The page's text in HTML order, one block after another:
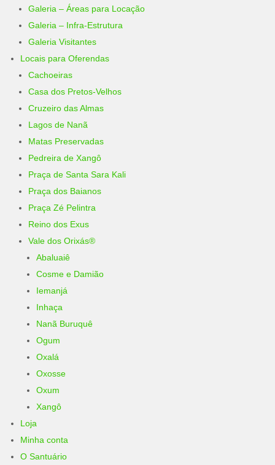
Galeria – Áreas para Locação
Galeria – Infra-Estrutura
Galeria Visitantes
Locais para Oferendas
Cachoeiras
Casa dos Pretos-Velhos
Cruzeiro das Almas
Lagos de Nanã
Matas Preservadas
Pedreira de Xangô
Praça de Santa Sara Kali
Praça dos Baianos
Praça Zé Pelintra
Reino dos Exus
Vale dos Orixás®
Abaluaiê
Cosme e Damião
Iemanjá
Inhaça
Nanã Buruquê
Ogum
Oxalá
Oxosse
Oxum
Xangô
Loja
Minha conta
O Santuário